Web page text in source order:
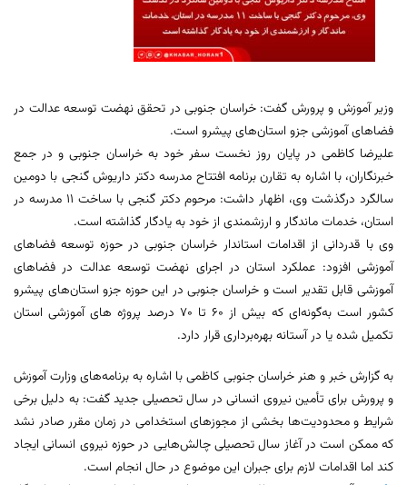
وزیر آموزش و پرورش گفت: خراسان جنوبی در تحقق نهضت توسعه عدالت در
فضاهای آموزشی جزو استان‌های پیشرو است.
علیرضا کاظمی در پایان روز نخست سفر خود به خراسان جنوبی و در جمع
خبرنگاران، با اشاره به تقارن برنامه افتتاح مدرسه دکتر داریوش گنجی با دومین
سالگرد درگذشت وی، اظهار داشت: مرحوم دکتر گنجی با ساخت ۱۱ مدرسه در
استان، خدمات ماندگار و ارزشمندی از خود به یادگار گذاشته است.
وی با قدردانی از اقدامات استاندار خراسان جنوبی در حوزه توسعه فضاهای
آموزشی افزود: عملکرد استان در اجرای نهضت توسعه عدالت در فضاهای
آموزشی قابل تقدیر است و خراسان جنوبی در این حوزه جزو استان‌های پیشرو
کشور است به‌گونه‌ای که بیش از ۶۰ تا ۷۰ درصد پروژه‌ های آموزشی استان
تکمیل شده یا در آستانه بهره‌برداری قرار دارد.
به گزارش خبر و هنر خراسان جنوبی کاظمی با اشاره به برنامه‌های وزارت آموزش
و پرورش برای تأمین نیروی انسانی در سال تحصیلی جدید گفت: به دلیل برخی
شرایط و محدودیت‌ها بخشی از مجوزهای استخدامی در زمان مقرر صادر نشد
که ممکن است در آغاز سال تحصیلی چالش‌هایی در حوزه نیروی انسانی ایجاد
کند اما اقدامات لازم برای جبران این موضوع در حال انجام است.